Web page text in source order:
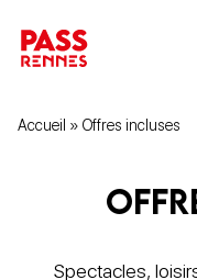
Accueil » Offres incluses
Spectacles,